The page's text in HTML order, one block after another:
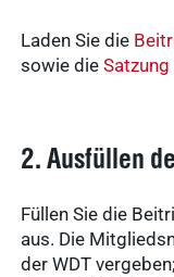
Laden Sie die
sowie dieSatzung
2. Ausfüllen
Füllen Sie die
aus. Die
der WDT